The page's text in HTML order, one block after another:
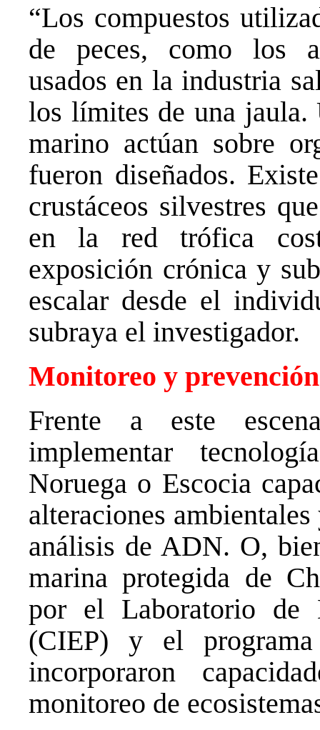
“Los compuestos
de peces, como los
usados en la industria
los límites de una jaula.
marino actúan sobre
fueron diseñados.
crustáceos silvestres
en la red trófica
exposición crónica y
escalar desde el
subraya el investigador.
Monitoreo y prevención
Frente a este
implementar
Noruega o Escocia
alteraciones
análisis de ADN. O,
marina protegida de
por el Laboratorio de
(CIEP) y el
incorporaron
monitoreo de